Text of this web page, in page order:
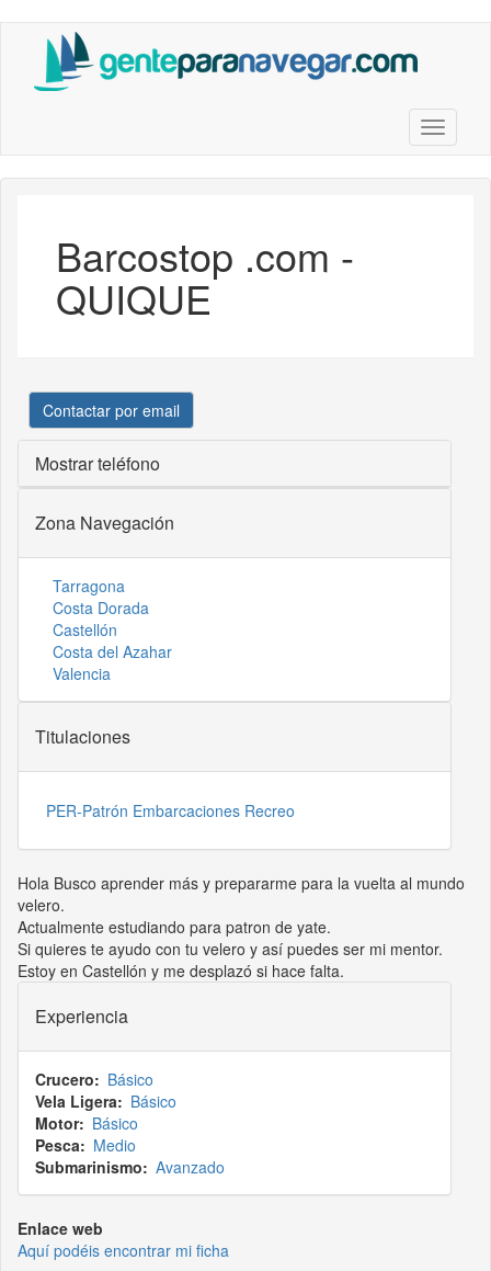
contenido
Toggle
Barcostop .com -
QUIQUE
Contactar por email
Mostrar teléfono
Zona Navegación
Tarragona
Costa Dorada
Castellón
Costa del Azahar
Valencia
Titulaciones
PER-Patrón Embarcaciones Recreo
Hola Busco aprender más y prepararme para la vuelta al mundo
velero.
Actualmente estudiando para patron de yate.
Si quieres te ayudo con tu velero y así puedes ser mi mentor.
Estoy en Castellón y me desplazó si hace falta.
Experiencia
Crucero
Básico
Vela Ligera
Básico
Motor
Básico
Pesca
Medio
Submarinismo
Avanzado
Enlace web
Aquí podéis encontrar mi ficha